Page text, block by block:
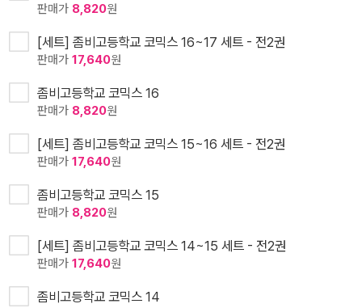
판매가 8,820원
[세트] 좀비고등학교 코믹스 16~17 세트 - 전2권
판매가 17,640원
좀비고등학교 코믹스 16
판매가 8,820원
[세트] 좀비고등학교 코믹스 15~16 세트 - 전2권
판매가 17,640원
좀비고등학교 코믹스 15
판매가 8,820원
[세트] 좀비고등학교 코믹스 14~15 세트 - 전2권
판매가 17,640원
좀비고등학교 코믹스 14